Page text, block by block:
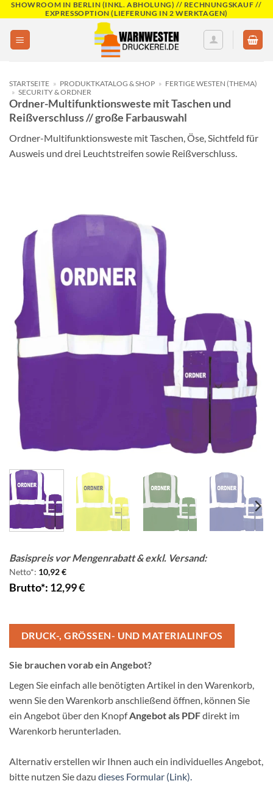
Skip
to
content
SHOWROOM IN BERLIN (INKL. ABHOLUNG) // RECHNUNGSKAUF //
EXPRESSOPTION (LIEFERUNG IN 2 WERKTAGEN)
STARTSEITE » PRODUKTKATALOG & SHOP » FERTIGE WESTEN (THEMA)
» SECURITY & ORDNER
Ordner-Multifunktionsweste mit Taschen und
Reißverschluss // große Farbauswahl
Ordner-Multifunktionsweste mit Taschen, Öse, Sichtfeld für
Ausweis und drei Leuchtstreifen sowie Reißverschluss.
Basispreis vor Mengenrabatt & exkl. Versand:
Netto*: 10,92€
Brutto*: 12,99€
DRUCK-, GRÖSSEN- UND MATERIALINFOS
Sie brauchen vorab ein Angebot?
Legen Sie einfach alle benötigten Artikel in den Warenkorb,
wenn Sie den Warenkorb anschließend öffnen, können Sie
ein Angebot über den KnopfAngebot als PDFdirekt im
Warenkorb herunterladen.
Alternativ erstellen wir Ihnen auch ein individuelles Angebot,
bitte nutzen Sie dazu dieses Formular (Link).